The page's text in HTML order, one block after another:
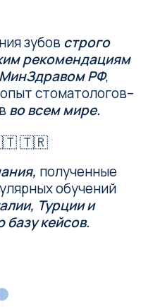
🇹🇷
полученные
обучений
Турции и
кейсов.
зубов строго
рекомендациям
РФ,
стоматологов–
во всем мире.